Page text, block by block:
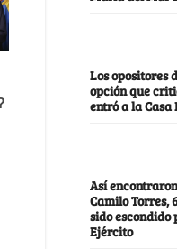
Los opositores
opción que
entró a la Casa
Así
Camilo Torres,
sido escondido
Ejército